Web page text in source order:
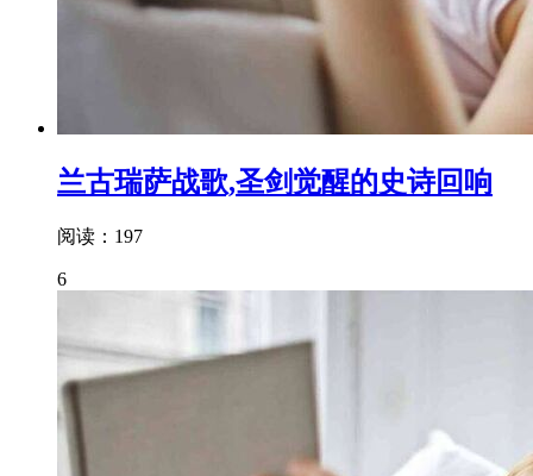
兰古瑞萨战歌,圣剑觉醒的史诗回响
阅读：197
6